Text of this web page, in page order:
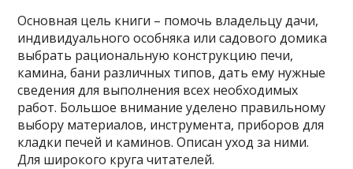
Основная цель книги – помочь владельцу дачи,
индивидуального особняка или садового домика
выбрать рациональную конструкцию печи,
камина, бани различных типов, дать ему нужные
сведения для выполнения всех необходимых
работ. Большое внимание уделено правильному
выбору материалов, инструмента, приборов для
кладки печей и каминов. Описан уход за ними.
Для широкого круга читателей.